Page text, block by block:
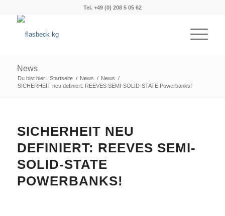
Tel. +49 (0) 208 5 05 62
News
Du bist hier: Startseite / News / News /
SICHERHEIT neu definiert: REEVES SEMI-SOLID-STATE Powerbanks!
SICHERHEIT NEU
DEFINIERT: REEVES SEMI-
SOLID-STATE
POWERBANKS!